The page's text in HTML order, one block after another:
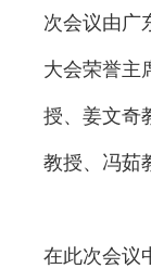
次会议由广
大会荣誉主
授、姜文奇
教授、冯茹
在此次会议